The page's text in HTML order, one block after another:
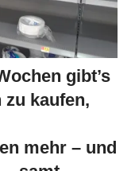
gibt’s
kaufen,
mehr – und